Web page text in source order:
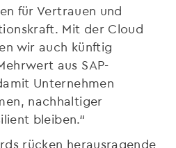
für Vertrauen und
Mit der Cloud
wir auch künftig
aus SAP-
Unternehmen
nachhaltiger
bleiben.“
rücken herausragende